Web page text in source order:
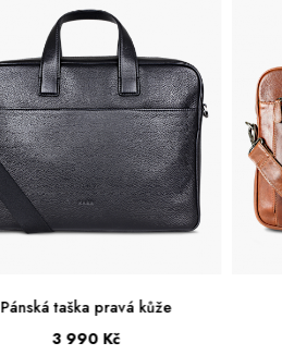
Pánská taška pravá kůže
4 499 Kč